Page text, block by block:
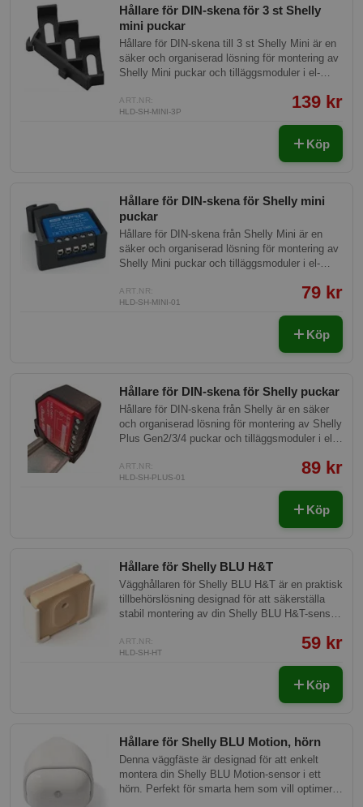
Hållare för DIN-skena för 3 st Shelly
mini puckar
Hållare för DIN-skena till 3 st Shelly Mini är en
säker och organiserad lösning för montering av
Shelly Mini puckar och tilläggsmoduler i el-
ART.NR:
HLD-SH-MINI-3P
139 kr
Köp
Hållare för DIN-skena för Shelly mini
puckar
Hållare för DIN-skena från Shelly Mini är en
säker och organiserad lösning för montering av
Shelly Mini puckar och tilläggsmoduler i el-
garanterar den hög brandsäkerhet enligt UL94
V0-standard och är idealisk för både
ART.NR:
HLD-SH-MINI-01
79 kr
Köp
Hållare för DIN-skena för Shelly puckar
Hållare för DIN-skena från Shelly är en säker
och organiserad lösning för montering av Shelly
Plus Gen2/3/4 puckar och tilläggsmoduler i el-
garanterar den hög brandsäkerhet enligt UL94
V0-standard och är idealisk för både
ART.NR:
HLD-SH-PLUS-01
89 kr
Köp
Hållare för Shelly BLU H&T
Vägghållaren för Shelly BLU H&T är en praktisk
tillbehörslösning designad för att säkerställa
stabil montering av din Shelly BLU H&T-sensor
placera sensorn för optimal mätning av
temperatur och luftfuktighet i olika miljöer.
ART.NR:
HLD-SH-HT
59 kr
Köp
Hållare för Shelly BLU Motion, hörn
Denna väggfäste är designad för att enkelt
montera din Shelly BLU Motion-sensor i ett
hörn. Perfekt för smarta hem som vill optimera